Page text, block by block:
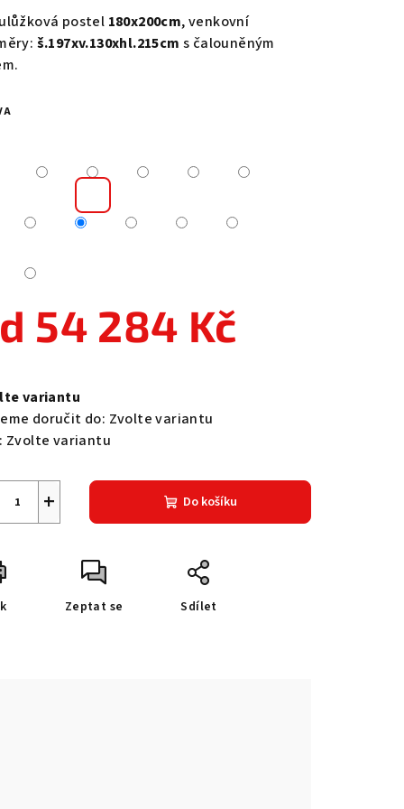
postel 180x200cm, venkovní
š.197xv.130xhl.215cm s čalouněným
54 284 Kč
variantu
doručit do: Zvolte variantu
Zvolte variantu
+ Do košíku
Zeptat se Sdílet